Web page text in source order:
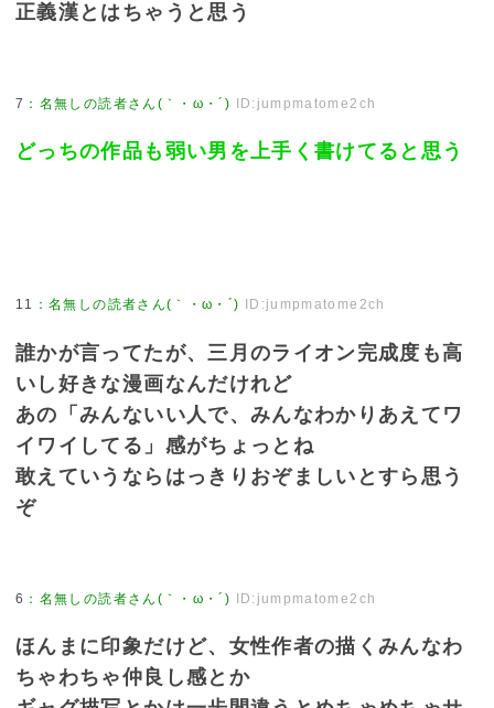
正義漢とはちゃうと思う
7 ： 名無しの読者さん(｀・ω・´) ID:jumpmatome2ch
どっちの作品も弱い男を上手く書けてると思う
11 ：名無しの読者さん(｀・ω・´) ID:jumpmatome2ch
誰かが言ってたが、三月のライオン完成度も高
いし好きな漫画なんだけれど
あの「みんないい人で、みんなわかりあえてワ
イワイしてる」感がちょっとね
敢えていうならはっきりおぞましいとすら思う
ぞ
6 ： 名無しの読者さん(｀・ω・´) ID:jumpmatome2ch
ほんまに印象だけど、女性作者の描くみんなわ
ちゃわちゃ仲良し感とか